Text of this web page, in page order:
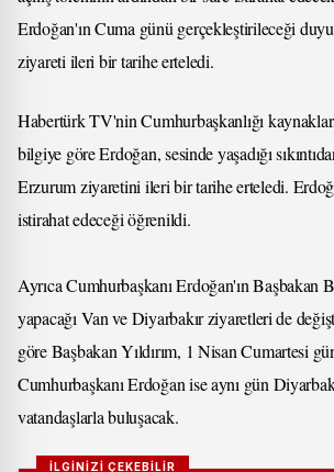
Erdoğan'ın Cuma günü gerçekleştirileceği
ziyareti ileri bir tarihe erteledi.
Habertürk TV'nin Cumhurbaşkanlığı
bilgiye göre Erdoğan, sesinde yaşadığı
Erzurum ziyaretini ileri bir tarihe erteledi.
istirahat edeceği öğrenildi.
Ayrıca Cumhurbaşkanı Erdoğan'ın Başbakan
yapacağı Van ve Diyarbakır ziyaretleri de
göre Başbakan Yıldırım, 1 Nisan Cumartesi
Cumhurbaşkanı Erdoğan ise aynı gün
vatandaşlarla buluşacak.
İLGİNİZİ ÇEKEBİLİR